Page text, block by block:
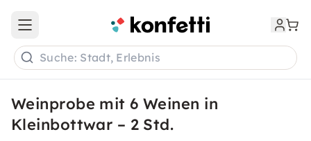
Open main menu
Suche: Stadt, Erlebnis
Weinprobe mit 6 Weinen in
Kleinbottwar – 2 Std.